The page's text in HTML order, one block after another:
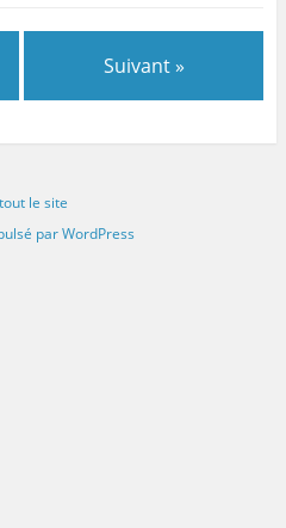
Suivant »
le site
par WordPress